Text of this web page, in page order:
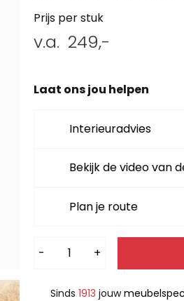
Prijs per stuk
v.a. 249,-
Laat ons jou helpen
Interieuradvies
Bekijk de video van
Plan je route
- +
Alternative:
Sinds 1913 jouw